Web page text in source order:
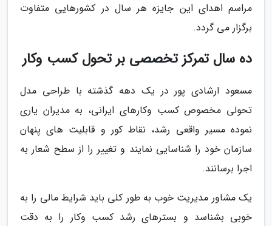
مراسم اهدای این جایزه هر سال در کشورهایی متفاوت
برگزار می گردد.
ده سال تمرکز تخصصی بر تحول کسب وکار
مسعود ارشادی پور در یک دهه گذشته با طراحی مدل
تحولی مخصوص کسب وکارهای ایرانی، به مدیران یاری
نموده مسیر واقعی رشد، نقاط کور و قابلیت های پنهان
سازمان خود را شناسایی نمایند و تغییر را از سطح شعار به
اجرا برسانند.
یک مشاور مدیریت خوب به طور کلی باید شرایط مالی را به
خوبی بشناسد و بسترهای رشد کسب وکار را به دقت